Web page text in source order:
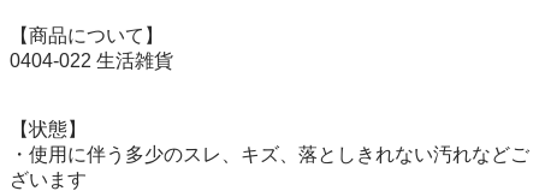
【商品について】
0404-022 生活雑貨
【状態】
・使用に伴う多少のスレ、キズ、落としきれない汚れなどご
ざいます